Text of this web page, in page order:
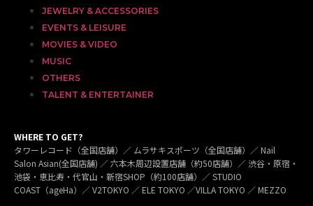
JEWELRY & ACCESSORIES
EVENTS & LEISURE
MOVIES & VIDEO
MUSIC
OTHERS
TALENT & ENTERTAINER
WHERE TO GET?
タワーレコード（全国店舗）／ ムラサキスポーツ（全国店舗）／ Nail
Salon Asian(全国店舗) ／ 六本木周辺設置店舗（約50店舗）／ 渋谷・原宿・
池袋・恵比寿・代官山・新宿SHOP（約100店舗）／ STUDIO
COAST（ageHa）／ V2TOKYO ／ ELE TOKYO ／VILLA TOKYO ／ MEZZO